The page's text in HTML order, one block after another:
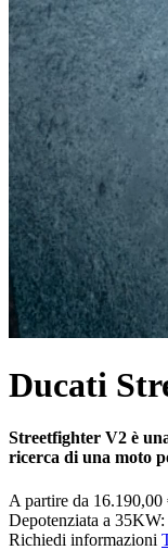
Ducati
Streetfighter V2 è
ricerca di una moto
A partire da 16.190,00
Depotenziata a
Richiedi informazioni